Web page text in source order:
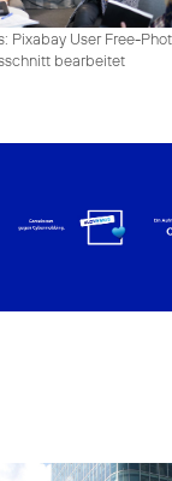
Pixabay User Free-
bearbeitet